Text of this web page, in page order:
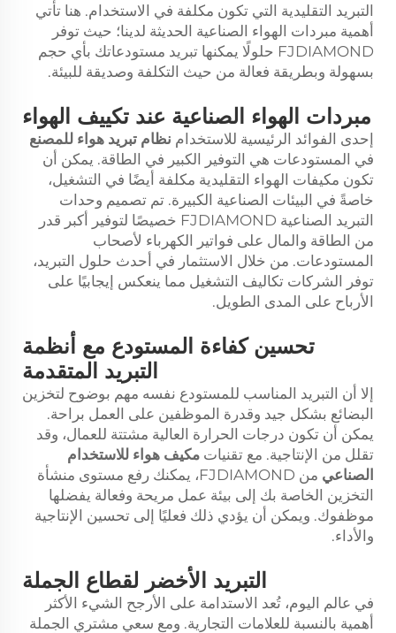
التبريد التقليدية التي تكون مكلفة في الاستخدام. هنا تأتي
أهمية مبردات الهواء الصناعية الحديثة لدينا؛ حيث توفر
FJDIAMOND حلولًا يمكنها تبريد مستودعاتك بأي حجم
بسهولة وبطريقة فعالة من حيث التكلفة وصديقة للبيئة.
مبردات الهواء الصناعية عند تكييف الهواء
إحدى الفوائد الرئيسية للاستخدام نظام تبريد هواء للمصنع
في المستودعات هي التوفير الكبير في الطاقة. يمكن أن
تكون مكيفات الهواء التقليدية مكلفة أيضًا في التشغيل،
خاصةً في البيئات الصناعية الكبيرة. تم تصميم وحدات
التبريد الصناعية FJDIAMOND خصيصًا لتوفير أكبر قدر
من الطاقة والمال على فواتير الكهرباء لأصحاب
المستودعات. من خلال الاستثمار في أحدث حلول التبريد،
توفر الشركات تكاليف التشغيل مما ينعكس إيجابيًا على
الأرباح على المدى الطويل.
تحسين كفاءة المستودع مع أنظمة
التبريد المتقدمة
إلا أن التبريد المناسب للمستودع نفسه مهم بوضوح لتخزين
البضائع بشكل جيد وقدرة الموظفين على العمل براحة.
يمكن أن تكون درجات الحرارة العالية مشتتة للعمال، وقد
تقلل من الإنتاجية. مع تقنيات مكيف هواء للاستخدام
الصناعي
من FJDIAMOND، يمكنك رفع مستوى منشأة
التخزين الخاصة بك إلى بيئة عمل مريحة وفعالة يفضلها
موظفوك. ويمكن أن يؤدي ذلك فعليًا إلى تحسين الإنتاجية
والأداء.
التبريد الأخضر لقطاع الجملة
في عالم اليوم، تُعد الاستدامة على الأرجح الشيء الأكثر
أهمية بالنسبة للعلامات التجارية. ومع سعي مشتري الجملة